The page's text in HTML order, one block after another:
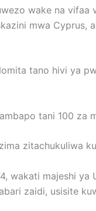
wake na
mwa
tano hivi ya
tani 100 za
zitachukuliwa
wakati majeshi
zaidi, usisite